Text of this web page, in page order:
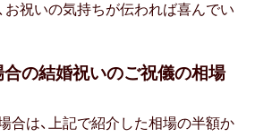
お祝いの気持ちが伝われば喜んでい
の結婚祝いのご祝儀の相場
合は、上記で紹介した相場の半額か